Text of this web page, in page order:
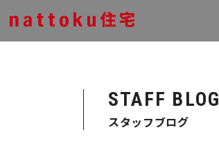
STAFF BLOG
スタッフブログ